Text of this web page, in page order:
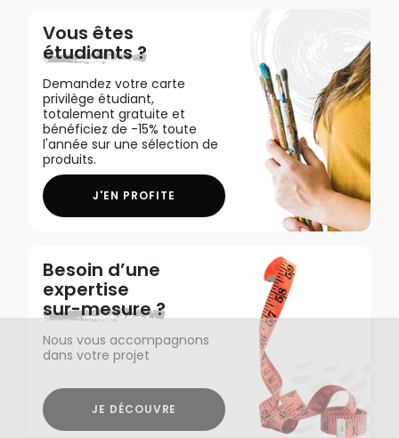
Vous êtes
étudiants ?
Demandez votre carte
privilège étudiant,
totalement gratuite et
bénéficiez de -15% toute
l'année sur une sélection de
produits.
J'EN PROFITE
Besoin d’une
expertise
sur-mesure ?
Nous vous accompagnons
dans votre projet
JE DÉCOUVRE